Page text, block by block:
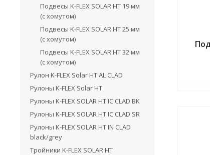
Подвесы K-FLEX SOLAR HT 19 мм
(с хомутом)
Подвесы K-FLEX SOLAR HT 25 мм
(с хомутом)
Подвесы K-FLEX SOLAR HT 32 мм
(с хомутом)
Рулон K-FLEX Solar HT AL CLAD
Рулоны K-FLEX Solar HT
Рулоны K-FLEX SOLAR HT IC CLAD BK
Рулоны K-FLEX SOLAR HT IC CLAD SR
Рулоны K-FLEX SOLAR HT IN CLAD
black/grey
Тройники K-FLEX SOLAR HT